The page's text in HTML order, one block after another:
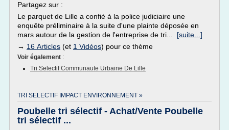
Partagez sur :
Le parquet de Lille a confié à la police judiciaire une
enquête préliminaire à la suite d'une plainte déposée en
mars autour de la gestion de l'entreprise de tri... [suite...]
→ 16 Articles (et 1 Vidéos) pour ce thème
Voir également :
Tri Selectif Communaute Urbaine De Lille
TRI SELECTIF IMPACT ENVIRONNEMENT »
Poubelle tri sélectif - Achat/Vente Poubelle
tri sélectif ...